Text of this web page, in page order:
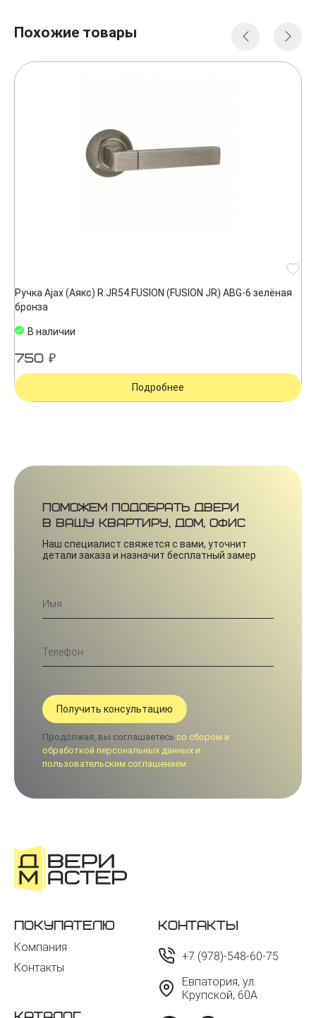
Похожие товары
Ручка Ajax (Аякс) R.JR54.FUSION (FUSION JR) ABG-6 зелёная
бронза
В наличии
750 ₽
Подробнее
Поможем подобрать двери
в вашу квартиру, дом, офис
Наш специалист свяжется с вами, уточнит
детали заказа и назначит бесплатный замер
Продолжая, вы соглашаетесь со сбором и
обработкой персональных данных и
пользовательским соглашением.
Покупателю
Компания
Контакты
Контакты
+7 (978)-548-60-75
Евпатория, ул.
Крупской, 60А